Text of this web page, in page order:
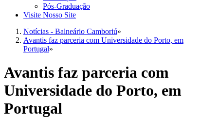
Pós-Graduação
Visite Nosso Site
Notícias - Balneário Camboriú»
Avantis faz parceria com Universidade do Porto, em
Portugal»
Avantis faz parceria com
Universidade do Porto, em
Portugal